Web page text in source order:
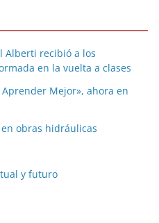
Alberti recibió a los
en la vuelta a clases
Mejor», ahora en
obras hidráulicas
y futuro